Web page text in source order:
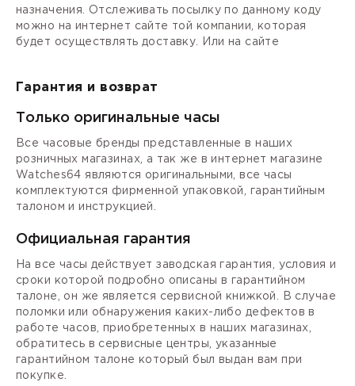
назначения. Отслеживать посылку по данному коду
можно на интернет сайте той компании, которая
будет осуществлять доставку. Или на сайте
Гарантия и возврат
Только оригинальные часы
Все часовые бренды представленные в наших
розничных магазинах, а так же в интернет магазине
Watches64 являются оригинальными, все часы
комплектуются фирменной упаковкой, гарантийным
талоном и инструкцией.
Официальная гарантия
На все часы действует заводская гарантия, условия и
сроки которой подробно описаны в гарантийном
талоне, он же является сервисной книжкой. В случае
поломки или обнаружения каких-либо дефектов в
работе часов, приобретенных в наших магазинах,
обратитесь в сервисные центры, указанные
гарантийном талоне который был выдан вам при
покупке.